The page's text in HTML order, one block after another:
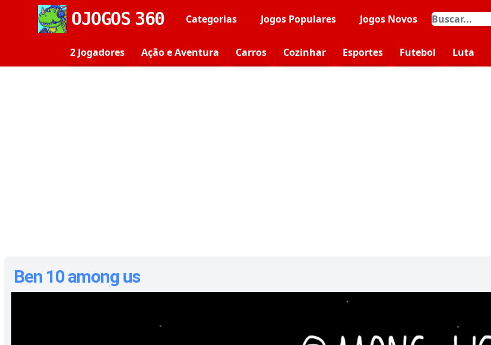
OJOGOS 360 Categorias Jogos Populares Jogos Novos
2 Jogadores Ação e Aventura Carros Cozinhar Esportes Futebol Luta
Ben 10 among us